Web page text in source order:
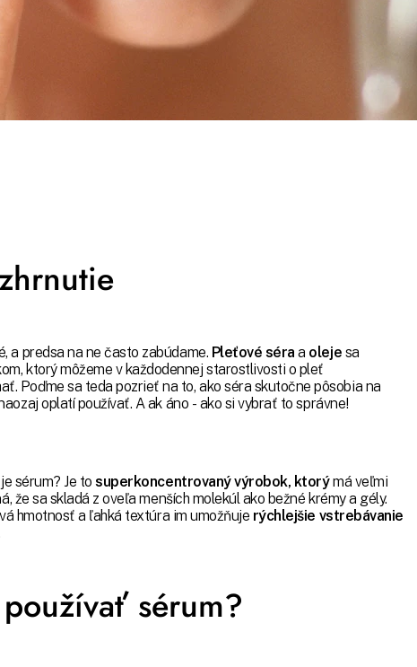
a predsa na ne často zabúdame. Pleťové séra a oleje sa
ktorý môžeme v každodennej starostlivosti o pleť
Poďme sa teda pozrieť na to, ako séra skutočne pôsobia na
oplatí používať. A ak áno - ako si vybrať to správne!
sérum? Je tosuperkoncentrovaný výrobok, ktorýmá veľmi
že sa skladá z oveľa menších molekúl ako bežné krémy a gély.
hmotnosť a ľahká textúra im umožňuje rýchlejšie vstrebávanie
sérum?